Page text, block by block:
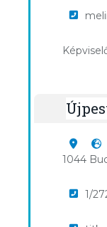
1044
1/